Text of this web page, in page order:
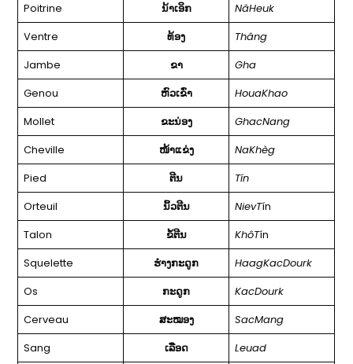
Poitrine
ນ້າເອິກ
NâHeuk
Ventre
ທ້ອງ
Thâng
Jambe
ຂາ
Gha
Genou
ຫົວເຂົ່າ
HouaKhao
Mollet
ຂະນ່ອງ
GhacNang
Cheville
ໜ້າແຂ່ງ
NaKhèg
Pied
ຕີນ
Tín
Orteuil
ນິ້ວຕີນ NievTín
Talon
ຂໍ້ຕີນ KhôTín
Squelette
ຮຳງກະດູກ
HaagKacDourk
Os
ກະດູກ
KacDourk
Cerveau
ສະໝອງ
SacMang
Sang
ເລືອດ
Leuad